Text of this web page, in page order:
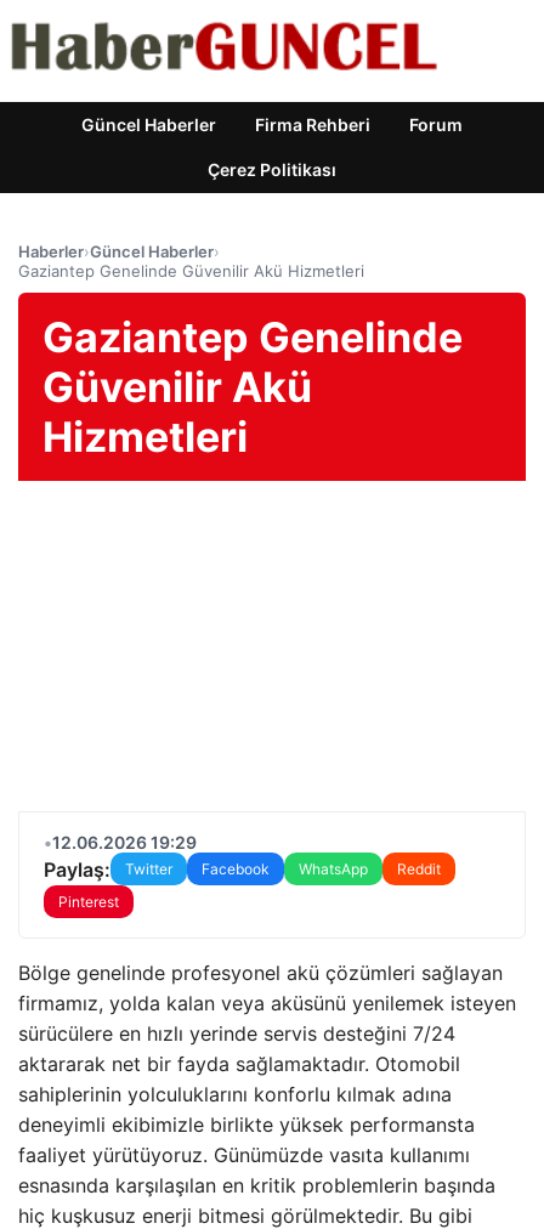
Güncel Haberler Firma Rehberi Forum
Çerez Politikası
Haberler›Güncel Haberler›
Gaziantep Genelinde Güvenilir Akü Hizmetleri
Gaziantep Genelinde
Güvenilir Akü
Hizmetleri
•12.06.2026 19:29
Paylaş: Twitter Facebook WhatsApp
Reddit
Pinterest
Bölge genelinde profesyonel akü çözümleri sağlayan
firmamız, yolda kalan veya aküsünü yenilemek isteyen
sürücülere en hızlı yerinde servis desteğini 7/24
aktararak net bir fayda sağlamaktadır. Otomobil
sahiplerinin yolculuklarını konforlu kılmak adına
deneyimli ekibimizle birlikte yüksek performansta
faaliyet yürütüyoruz. Günümüzde vasıta kullanımı
esnasında karşılaşılan en kritik problemlerin başında
hiç kuşkusuz enerji bitmesi görülmektedir. Bu gibi